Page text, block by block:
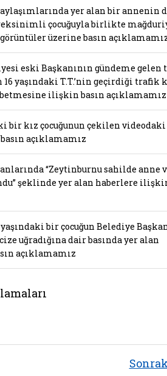
yer alan bir annenin
çocuğuyla birlikte
üzerine basın
eski Başkanının gündeme gelen
16 yaşındaki T.T.’nin geçirdiği trafik
ilişkin basın açıklamamız
bir kız çocuğunun çekilen videodaki
açıklamamız
“Zeytinburnu sahilde anne
şeklinde yer alan haberlere
yaşındaki bir çocuğun Belediye
uğradığına dair basında yer alan
açıklamamız